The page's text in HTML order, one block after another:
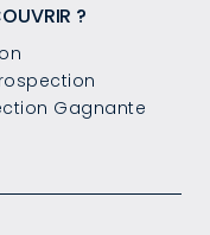
?
Gagnante